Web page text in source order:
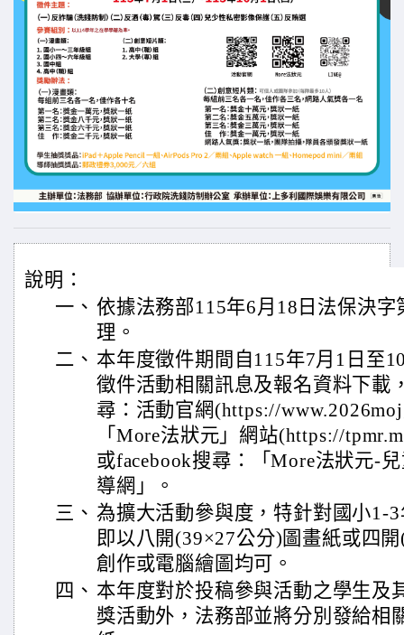
說明：
一、 依據法務部115年6月18日法保決字
理。
二、 本年度徵件期間自115年7月1日至
徵件活動相關訊息及報名資料下載
尋：活動官網(https://
「More法狀元」網站(https://
或facebook搜尋：「More法狀元-
導網」。
三、 為擴大活動參與度，特針對國小1-
即以八開(39×27公分)圖畫紙或四
創作或電腦繪圖均可。
四、 本年度對於投稿參與活動之學生及
獎活動外，法務部並將分別發給相